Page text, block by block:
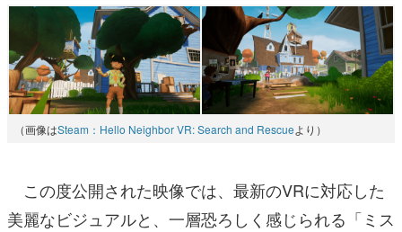
（画像はSteam：Hello Neighbor VR: Search and Rescueより）
この度公開された映像では、最新のVRに対応した
美麗なビジュアルと、一層恐ろしく感じられる「ミス